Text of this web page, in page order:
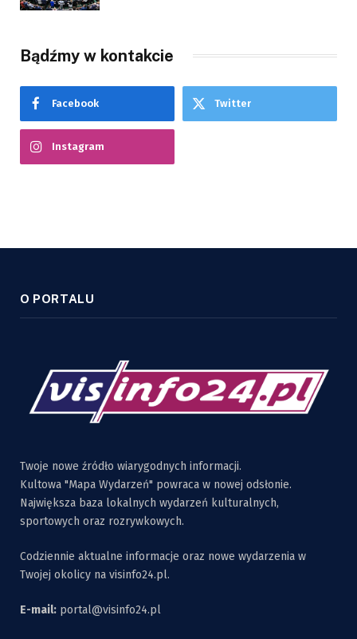
Bądźmy w kontakcie
Facebook Twitter
Instagram
O PORTALU
Twoje nowe źródło wiarygodnych informacji.
Kultowa "Mapa Wydarzeń" powraca w nowej odsłonie.
Największa baza lokalnych wydarzeń kulturalnych,
sportowych oraz rozrywkowych.
Codziennie aktualne informacje oraz nowe wydarzenia w
Twojej okolicy na visinfo24.pl.
E-mail: portal@visinfo24.pl